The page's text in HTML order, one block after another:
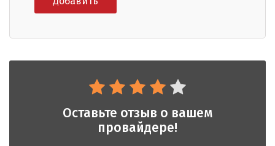
Оставьте отзыв о вашем
провайдере!